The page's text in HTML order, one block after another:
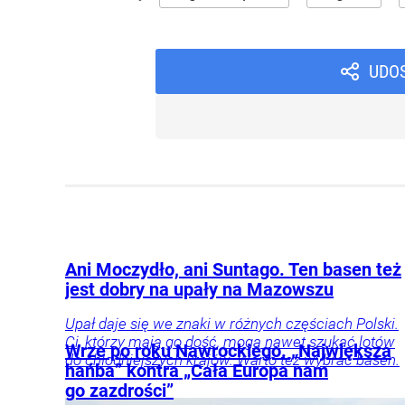
Ani Moczydło, ani Suntago. Ten basen też
jest dobry na upały na Mazowszu
Upał daje się we znaki w różnych częściach Polski.
Ci, którzy mają go dość, mogą nawet szukać lotów
do chłodniejszych krajów. Warto też wybrać basen.
Wrze po roku Nawrockiego. „Największa
hańba” kontra „Cała Europa nam
go zazdrości”